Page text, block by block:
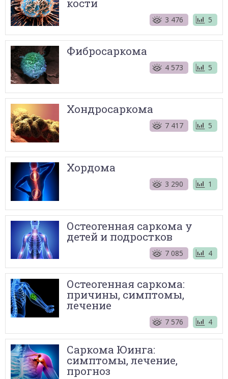
кости
3 476 5
Фибросаркома
4 573 5
Хондросаркома
7 417 5
Хордома
3 290 1
Остеогенная саркома у
детей и подростков
7 085 4
Остеогенная саркома:
причины, симптомы,
лечение
7 576 4
Саркома Юинга:
симптомы, лечение,
прогноз